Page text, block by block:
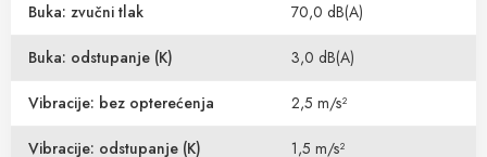
Buka: zvučni tlak 70,0 dB(A)
Buka: odstupanje (K) 3,0 dB(A)
Vibracije: bez opterećenja 2,5 m/s²
Vibracije: odstupanje (K) 1,5 m/s²